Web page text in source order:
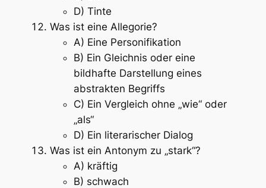
D) Tinte
Was ist eine Allegorie?
A) Eine Personifikation
B) Ein Gleichnis oder eine
bildhafte Darstellung eines
abstrakten Begriffs
C) Ein Vergleich ohne „wie“ oder
„als“
D) Ein literarischer Dialog
Was ist ein Antonym zu „stark“?
A) kräftig
B) schwach